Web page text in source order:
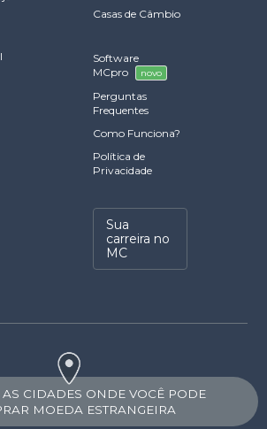
Casas de Câmbio
Software
MCpro
novo
Perguntas
Frequentes
Como Funciona?
Política de
Privacidade
Sua
carreira no
MC
CIDADES ONDE VOCÊ PODE
MOEDA ESTRANGEIRA